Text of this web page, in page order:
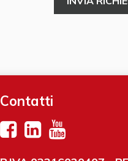
Contatti